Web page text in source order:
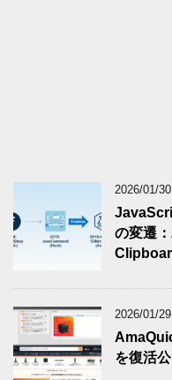
2026/01/30
の変遷
2026/01/29
を復活